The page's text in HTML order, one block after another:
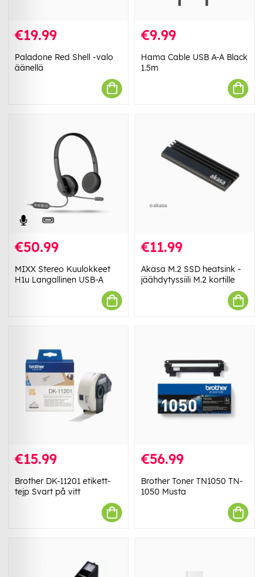
€19.99
Paladone Red Shell -valo
äänellä
€9.99
Hama Cable USB A-A Black
1.5m
€50.99
MIXX Stereo Kuulokkeet
H1u Langallinen USB-A
€11.99
Akasa M.2 SSD heatsink -
jäähdytyssiili M.2 kortille
€15.99
Brother DK-11201 etikett-
tejp Svart på vitt
€56.99
Brother Toner TN1050 TN-
1050 Musta